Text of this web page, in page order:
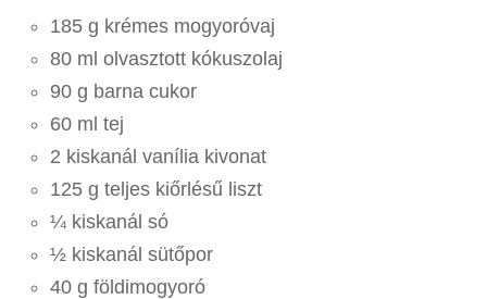
185 g krémes mogyoróvaj
80 ml olvasztott kókuszolaj
90 g barna cukor
60 ml tej
2 kiskanál vanília kivonat
125 g teljes kiőrlésű liszt
¼ kiskanál só
½ kiskanál sütőpor
40 g földimogyoró